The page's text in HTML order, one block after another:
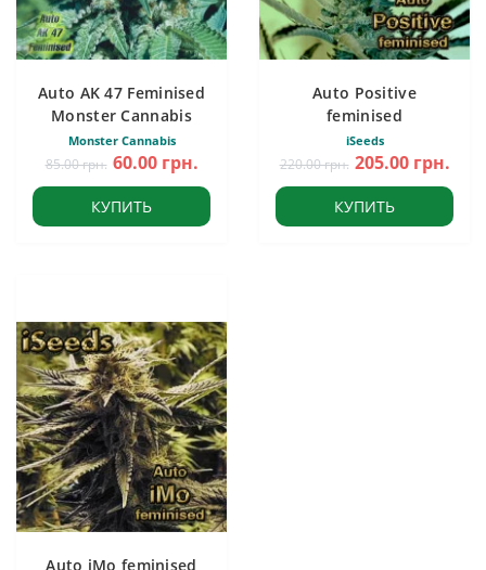
Auto AK 47 Feminised
Monster Cannabis
Monster Cannabis
85.00 грн. 60.00 грн.
КУПИТЬ
Auto Positive
feminised
iSeeds
220.00 грн. 205.00 грн.
КУПИТЬ
Auto iMo feminised